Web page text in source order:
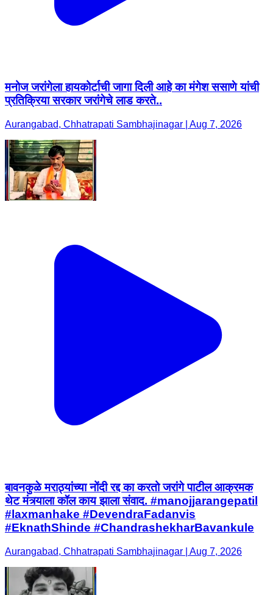
मनोज जरांगेला हायकोर्टाची जागा दिली आहे का मंगेश ससाणे यांची
प्रतिक्रिया सरकार जरांगेचे लाड करते..
Aurangabad, Chhatrapati Sambhajinagar | Aug 7, 2026
बावनकुळे मराठ्यांच्या नोंदी रद्द का करतो जरांगे पाटील आक्रमक
थेट मंत्र्याला कॉल काय झाला संवाद. #manojjarangepatil
#laxmanhake #DevendraFadanvis
#EknathShinde #ChandrashekharBavankule
Aurangabad, Chhatrapati Sambhajinagar | Aug 7, 2026